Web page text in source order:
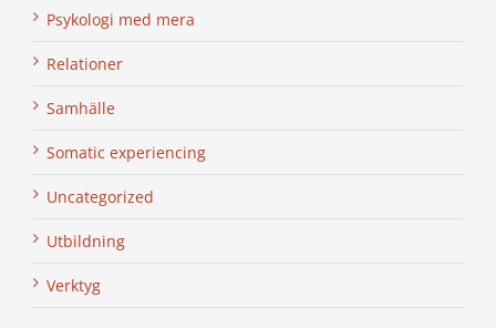
Psykologi med mera
Relationer
Samhälle
Somatic experiencing
Uncategorized
Utbildning
Verktyg